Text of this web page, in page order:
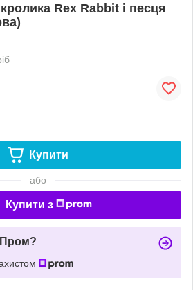
Rex Rabbit і песця
Купити
або
Купити з
Пром?